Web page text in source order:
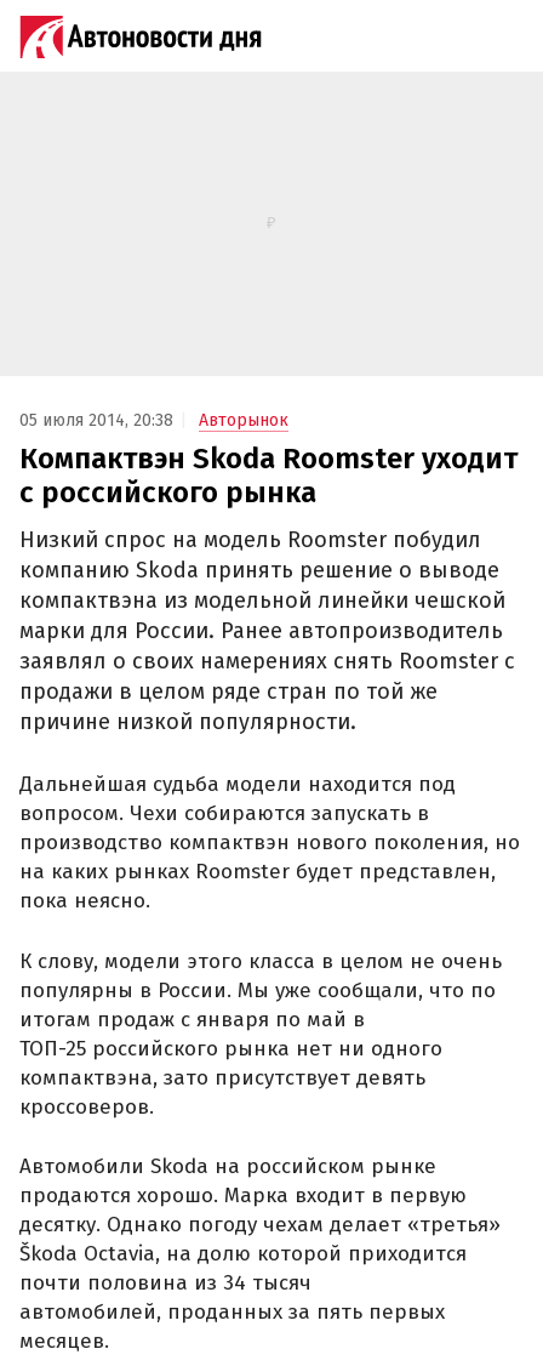
05 июля 2014, 20:38 Авторынок
Компактвэн Skoda Roomster уходит
с российского рынка
Низкий спрос на модель Roomster побудил
компанию Skoda принять решение о выводе
компактвэна из модельной линейки чешской
марки для России. Ранее автопроизводитель
заявлял о своих намерениях снять Roomster с
продажи в целом ряде стран по той же
причине низкой популярности.
Дальнейшая судьба модели находится под
вопросом. Чехи собираются запускать в
производство компактвэн нового поколения, но
на каких рынках Roomster будет представлен,
пока неясно.
К слову, модели этого класса в целом не очень
популярны в России. Мы уже сообщали, что по
итогам продаж с января по май в
ТОП-25 российского рынка нет ни одного
компактвэна, зато присутствует девять
кроссоверов.
Автомобили Skoda на российском рынке
продаются хорошо. Марка входит в первую
десятку. Однако погоду чехам делает «третья»
Škoda Octavia, на долю которой приходится
почти половина из 34 тысяч
автомобилей, проданных за пять первых
месяцев.